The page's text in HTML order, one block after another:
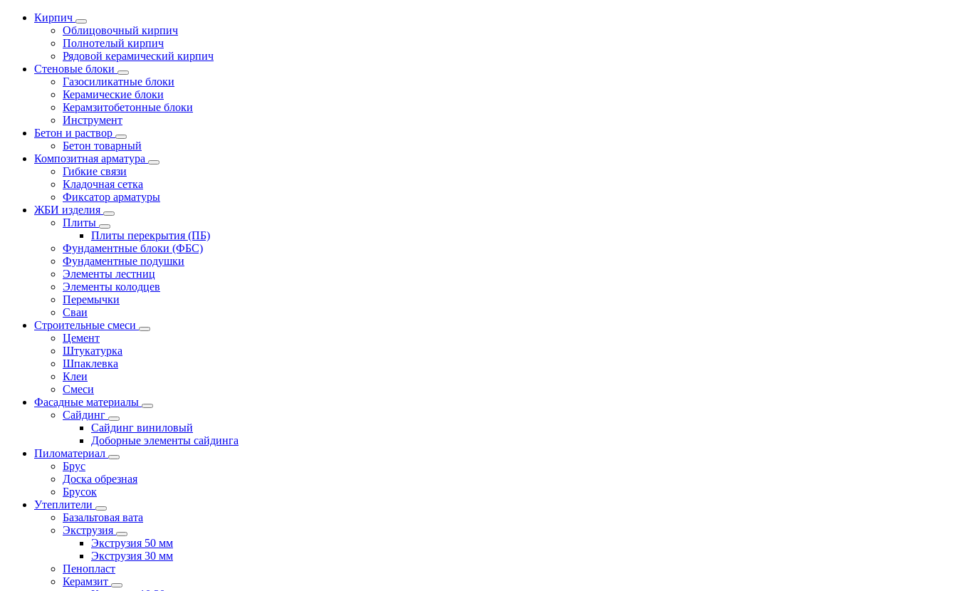
Кирпич
Облицовочный кирпич
Полнотелый кирпич
Рядовой керамический кирпич
Стеновые блоки
Газосиликатные блоки
Керамические блоки
Керамзитобетонные блоки
Инструмент
Бетон и раствор
Бетон товарный
Композитная арматура
Гибкие связи
Кладочная сетка
Фиксатор арматуры
ЖБИ изделия
Плиты
Плиты перекрытия (ПБ)
Фундаментные блоки (ФБС)
Фундаментные подушки
Элементы лестниц
Элементы колодцев
Перемычки
Сваи
Строительные смеси
Цемент
Штукатурка
Шпаклевка
Клеи
Смеси
Фасадные материалы
Сайдинг
Сайдинг виниловый
Доборные элементы сайдинга
Пиломатериал
Брус
Доска обрезная
Брусок
Утеплители
Базальтовая вата
Экструзия
Экструзия 50 мм
Экструзия 30 мм
Пенопласт
Керамзит